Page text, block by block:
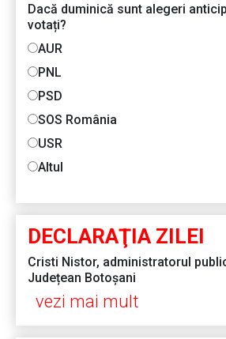
Dacă duminică sunt alegeri
votați?
AUR
PNL
PSD
SOS România
USR
Altul
DECLARAŢIA ZILEI
Cristi Nistor, administratorul
Județean Botoșani
vezi mai mult